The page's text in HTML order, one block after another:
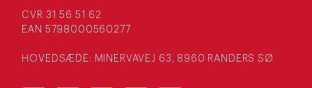
CVR 31 56 51 62
EAN 5798000560277
HOVEDSÆDE: MINERVAVEJ 63, 8960 RANDERS SØ